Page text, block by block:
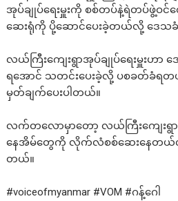
အုပ်ချုပ်ရေးမှူးကို စစ်တပ်နဲ့ရဲတပ်ဖွဲ့ဝ
ဆေးရုံကို ပို့ဆောင်ပေးခဲ့တယ်လို့ ဒေ
လယ်ကြီးကျေးရွာအုပ်ချုပ်ရေးမှူးဟာ
ရအောင် သတင်းပေးခဲ့လို့ ပစခတ်ခံရ
မှတ်ချက်ပေးပါတယ်။
လက်တလောမှာတော့ လယ်ကြီးကျေးရွ
နေအိမ်တွေကို လိုက်လံစစ်ဆေးနေတယ်
တယ်။
#voiceofmyanmar #VOM #ဂန့်ဂေါ